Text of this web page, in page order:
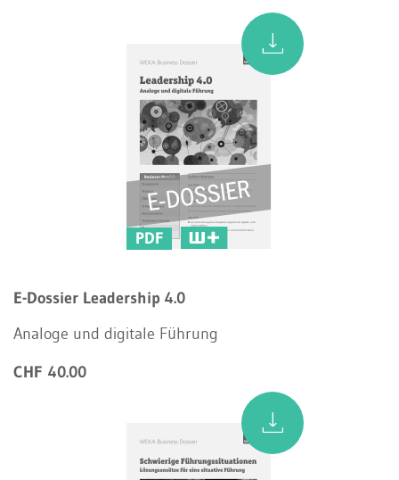
PDF
E-Dossier Leadership 4.0
Analoge und digitale Führung
CHF 40.00